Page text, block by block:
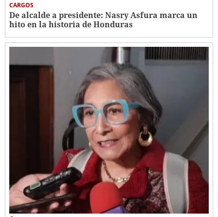
CARGOS
De alcalde a presidente: Nasry Asfura marca un
hito en la historia de Honduras